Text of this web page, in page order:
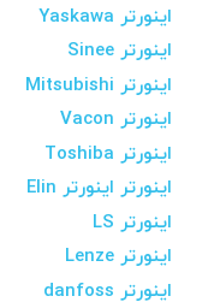
اینورتر Yaskawa
اینورتر Sinee
اینورتر Mitsubishi
اینورتر Vacon
اینورتر Toshiba
اینورتر اینورتر Elin
اینورتر LS
اینورتر Lenze
اینورتر danfoss